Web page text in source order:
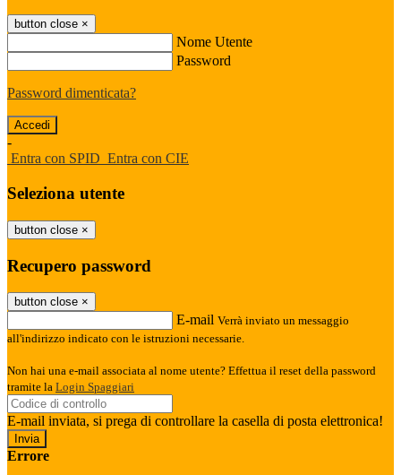
button close ×
Nome Utente
Password
Password dimenticata?
-
Entra con SPID Entra con CIE
Seleziona utente
button close ×
Recupero password
button close ×
E-mail Verrà inviato un messaggio
all'indirizzo indicato con le istruzioni necessarie.
Non hai una e-mail associata al nome utente? Effettua il reset della password
tramite la Login Spaggiari
E-mail inviata, si prega di controllare la casella di posta elettronica!
Errore